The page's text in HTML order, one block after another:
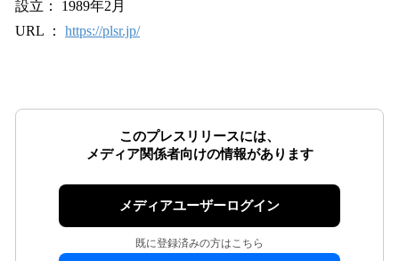
設立： 1989年2月
URL ： https://plsr.jp/
このプレスリリースには、
メディア関係者向けの情報があります
メディアユーザーログイン
既に登録済みの方はこちら